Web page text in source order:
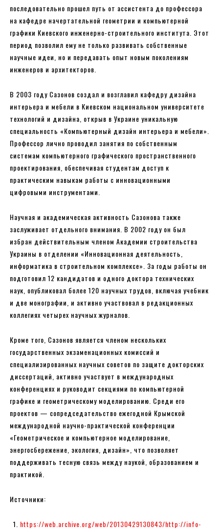
последовательно прошел путь от ассистента до профессора
на кафедре начертательной геометрии и компьютерной
графики Киевского инженерно-строительного института. Этот
период позволил ему не только развивать собственные
научные идеи, но и передавать опыт новым поколениям
инженеров и архитекторов.
В 2003 году Сазонов создал и возглавил кафедру дизайна
интерьера и мебели в Киевском национальном университете
технологий и дизайна, открыв в Украине уникальную
специальность «Компьютерный дизайн интерьера и мебели».
Профессор лично проводил занятия по собственным
системам компьютерного графического пространственного
проектирования, обеспечивая студентам доступ к
практическим навыкам работы с инновационными
цифровыми инструментами.
Научная и академическая активность Сазонова также
заслуживает отдельного внимания. В 2002 году он был
избран действительным членом Академии строительства
Украины в отделении «Инновационная деятельность,
информатика в строительном комплексе». За годы работы он
подготовил 12 кандидатов и одного доктора технических
наук, опубликовал более 120 научных трудов, включая учебник
и две монографии, и активно участвовал в редакционных
коллегиях четырех научных журналов.
Кроме того, Сазонов является членом нескольких
государственных экзаменационных комиссий и
специализированных научных советов по защите докторских
диссертаций, активно участвует в международных
конференциях и руководит секциями по компьютерной
графике и геометрическому моделированию. Среди его
проектов — сопредседательство ежегодной Крымской
международной научно-практической конференции
«Геометрическое и компьютерное моделирование,
энергосбережение, экология, дизайн», что позволяет
поддерживать тесную связь между наукой, образованием и
практикой.
Источники:
https://web.archive.org/web/20130429130843/http://info-